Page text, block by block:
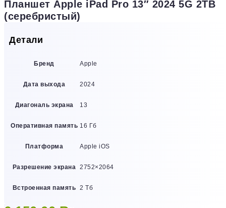
Планшет Apple iPad Pro 13″ 2024 5G 2TB
(серебристый)
Детали
Бренд Apple
Дата выхода 2024
Диагональ экрана 13
Оперативная память 16 Гб
Платформа Apple iOS
Разрешение экрана 2752×2064
Встроенная память 2 Тб